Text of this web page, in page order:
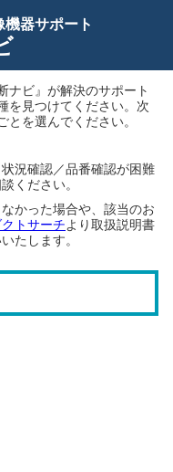
器サポート
ナビ』が解決のサポート
を見つけてください。次
を選んでください。
況確認／品番確認が困難
ください。
かった場合や、該当のお
トサーチより取扱説明書
たします。